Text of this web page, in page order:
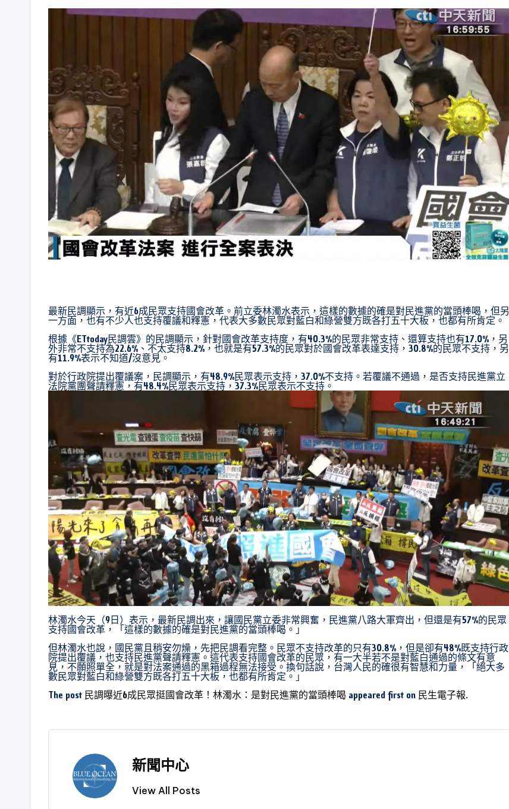
最新民調顯示，有近6成民眾支持國會改革。前立委林濁水表示，這樣的數據的確是對民進黨的當頭棒喝，但另
一方面，也有不少人也支持覆議和釋憲，代表大多數民眾對藍白和綠營雙方既各打五十大板，也都有所肯定。
根據《ETtoday民調雲》的民調顯示，針對國會改革支持度，有40.3%的民眾非常支持、還算支持也有17.0%，另
外非常不支持為22.6%、不太支持8.2%，也就是有57.3%的民眾對於國會改革表達支持，30.8%的民眾不支持，另
有11.9%表示不知道/沒意見。
對於行政院提出覆議案，民調顯示，有48.9%民眾表示支持，37.0%不支持。若覆議不通過，是否支持民進黨立
法院黨團聲請釋憲，有48.4%民眾表示支持，37.3%民眾表示不支持。
林濁水今天（9日）表示，最新民調出來，讓國民黨立委非常興奮，民進黨八路大軍齊出，但還是有57%的民眾
支持國會改革，「這樣的數據的確是對民進黨的當頭棒喝。」
但林濁水也說，國民黨且稍安勿燥，先把民調看完整。民眾不支持改革的只有30.8%，但是卻有48%既支持行政
院提出覆議，也支持民進黨聲請釋憲。這代表支持國會改革的民眾，有一大半若不是對藍白通過的條文有意
見，不願照單全，就是對法案通過的黑箱過程無法接受。換句話說，台灣人民的確很有智慧和力量，「絕大多
數民眾對藍白和綠營雙方既各打五十大板，也都有所肯定。」
The post 民調曝近6成民眾挺國會改革！林濁水：是對民進黨的當頭棒喝 appeared first on 民生電子報.
新聞中心
View All Posts